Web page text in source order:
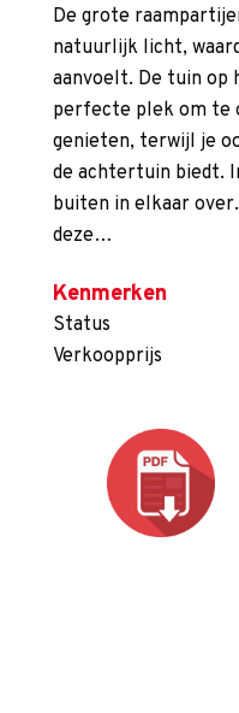
De grote
natuurlijk licht,
aanvoelt. De tuin op
perfecte plek om te
genieten, terwijl je
de achtertuin biedt.
buiten in elkaar
deze…
Kenmerken
Status
Verkoopprijs